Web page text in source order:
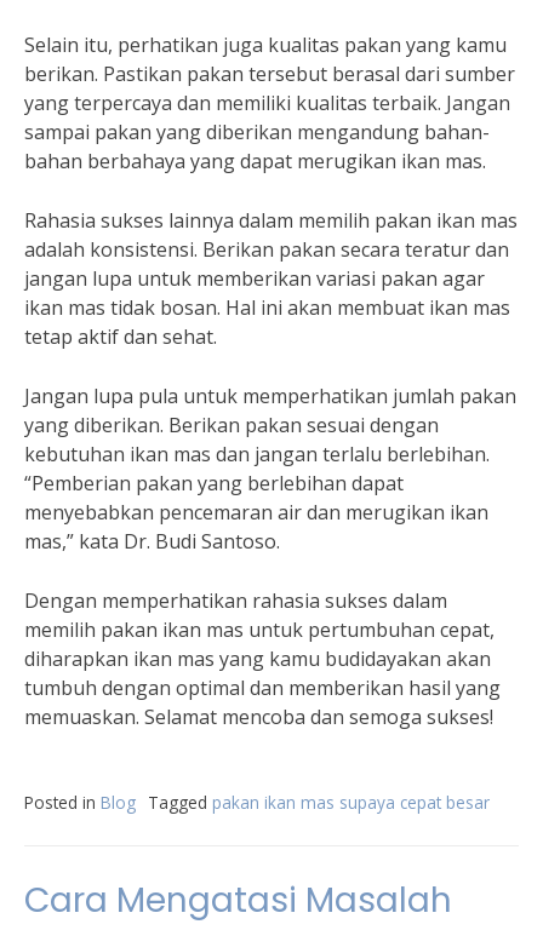
Selain itu, perhatikan juga kualitas pakan yang kamu
berikan. Pastikan pakan tersebut berasal dari sumber
yang terpercaya dan memiliki kualitas terbaik. Jangan
sampai pakan yang diberikan mengandung bahan-
bahan berbahaya yang dapat merugikan ikan mas.
Rahasia sukses lainnya dalam memilih pakan ikan mas
adalah konsistensi. Berikan pakan secara teratur dan
jangan lupa untuk memberikan variasi pakan agar
ikan mas tidak bosan. Hal ini akan membuat ikan mas
tetap aktif dan sehat.
Jangan lupa pula untuk memperhatikan jumlah pakan
yang diberikan. Berikan pakan sesuai dengan
kebutuhan ikan mas dan jangan terlalu berlebihan.
“Pemberian pakan yang berlebihan dapat
menyebabkan pencemaran air dan merugikan ikan
mas,” kata Dr. Budi Santoso.
Dengan memperhatikan rahasia sukses dalam
memilih pakan ikan mas untuk pertumbuhan cepat,
diharapkan ikan mas yang kamu budidayakan akan
tumbuh dengan optimal dan memberikan hasil yang
memuaskan. Selamat mencoba dan semoga sukses!
Posted in Blog Tagged pakan ikan mas supaya cepat besar
Cara Mengatasi Masalah